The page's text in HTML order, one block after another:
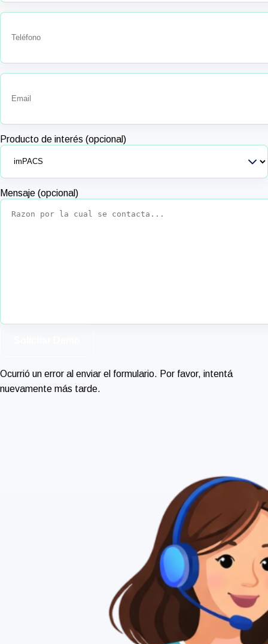
Producto de interés (opcional)
Mensaje (opcional)
Ocurrió un error al enviar el formulario. Por favor, intentá
nuevamente más tarde.